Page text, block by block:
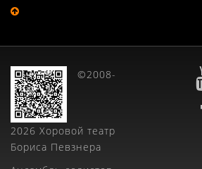
©2008-
2026 Хоровой театр
Бориса Певзнера